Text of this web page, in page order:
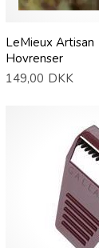
LeMieux Artisan
Hovrenser
149,00 DKK